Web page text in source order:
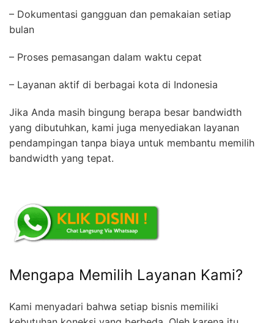
– Dokumentasi gangguan dan pemakaian setiap
bulan
– Proses pemasangan dalam waktu cepat
– Layanan aktif di berbagai kota di Indonesia
Jika Anda masih bingung berapa besar bandwidth
yang dibutuhkan, kami juga menyediakan layanan
pendampingan tanpa biaya untuk membantu memilih
bandwidth yang tepat.
Mengapa Memilih Layanan Kami?
Kami menyadari bahwa setiap bisnis memiliki